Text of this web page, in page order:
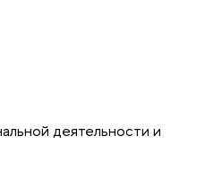
деятельности и